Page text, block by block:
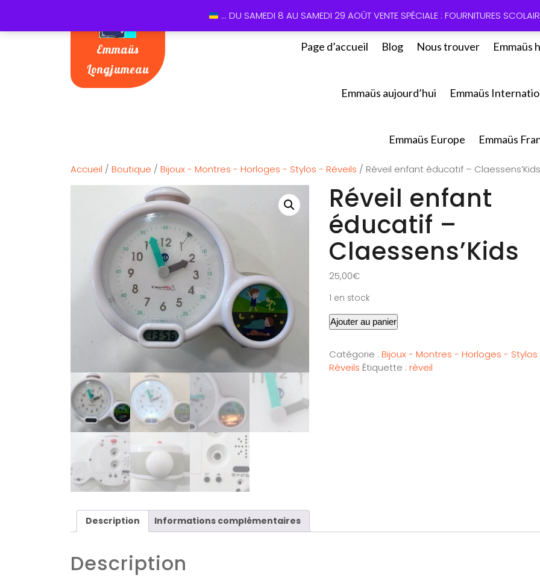
01 60 49
Emmaüs
Longjumeau
Page d’accueil Blog Nous trouver Emmaüs
Emmaüs aujourd’hui Emmaüs
Emmaüs Europe Emmaüs
Accueil / Boutique / Bijoux - Montres - Horloges - Stylos - Réveils / Réveil enfant éducatif – Claessens’Kids
Réveil enfant
éducatif –
Claessens’Kids
25,00€
1 en stock
Ajouter au panier
Catégorie : Bijoux - Montres - Horloges -
Réveils Étiquette : réveil
Description Informations complémentaires
Description
... DU SAMEDI 8 AU SAMEDI 29 AOÛT VENTE SPÉCIALE : FOURNITURES